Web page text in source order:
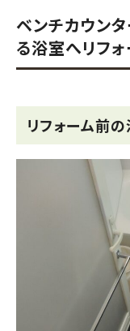
ベンチカウン
る浴室へリフ
リフォーム前